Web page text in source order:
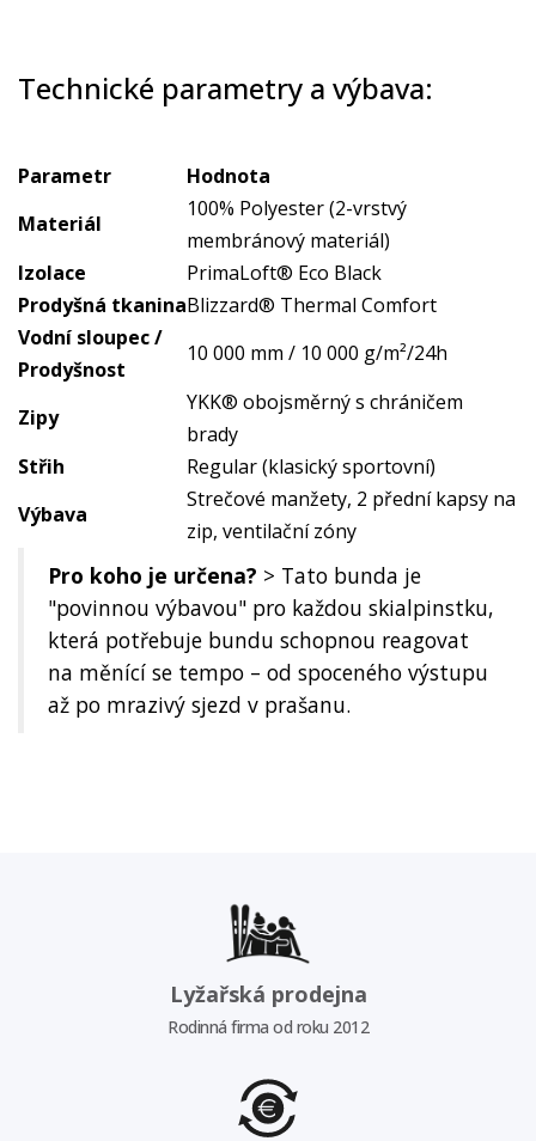
Technické parametry a výbava:
Parametr
Hodnota
Materiál
100% Polyester (2-vrstvý
membránový materiál)
Izolace
PrimaLoft® Eco Black
Prodyšná tkaninaBlizzard® Thermal Comfort
Vodní sloupec /
Prodyšnost
10 000 mm / 10 000 g/m²/24h
Zipy
YKK® obojsměrný s chráničem
brady
Střih
Regular (klasický sportovní)
Výbava
Strečové manžety, 2 přední kapsy na
zip, ventilační zóny
Pro koho je určena? > Tato bunda je
"povinnou výbavou" pro každou skialpinstku,
která potřebuje bundu schopnou reagovat
na měnící se tempo – od spoceného výstupu
až po mrazivý sjezd v prašanu.
Lyžařská prodejna
Rodinná firma od roku 2012